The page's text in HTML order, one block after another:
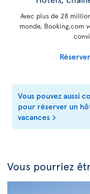
Avec plus de 28
monde, Booking.com
Vous pouvez aussi
pour réserver un
vacances
Vous pourriez